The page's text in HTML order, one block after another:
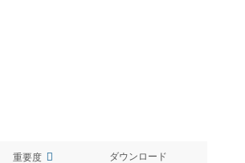
重要度 ダウンロード